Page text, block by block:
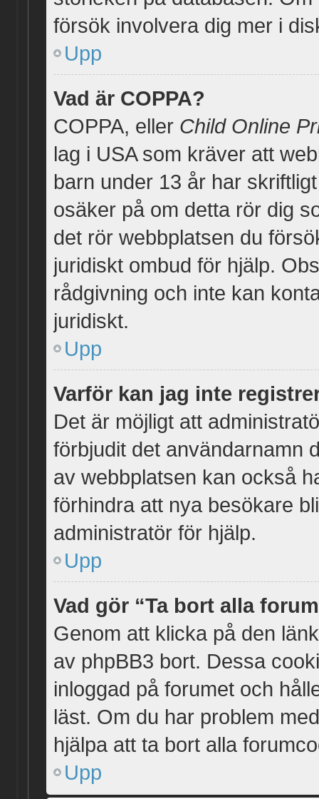
försök involvera dig mer i
Upp
Vad är COPPA?
COPPA, eller Child Online
lag i USA som kräver att
barn under 13 år har
osäker på om detta rör dig
det rör webbplatsen du
juridiskt ombud för hjälp.
rådgivning och inte kan
juridiskt.
Upp
Varför kan jag inte
Det är möjligt att
förbjudit det användarnamn
av webbplatsen kan också
förhindra att nya besökare
administratör för hjälp.
Upp
Vad gör “Ta bort alla
Genom att klicka på den
av phpBB3 bort. Dessa
inloggad på forumet och
läst. Om du har problem
hjälpa att ta bort alla
Upp